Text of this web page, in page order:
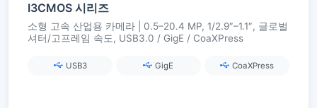
I3CMOS 시리즈
소형 고속 산업용 카메라 | 0.5–20.4 MP, 1/2.9″–1.1″, 글로벌
셔터/고프레임 속도, USB3.0 / GigE / CoaXPress
USB3 GigE CoaXPress